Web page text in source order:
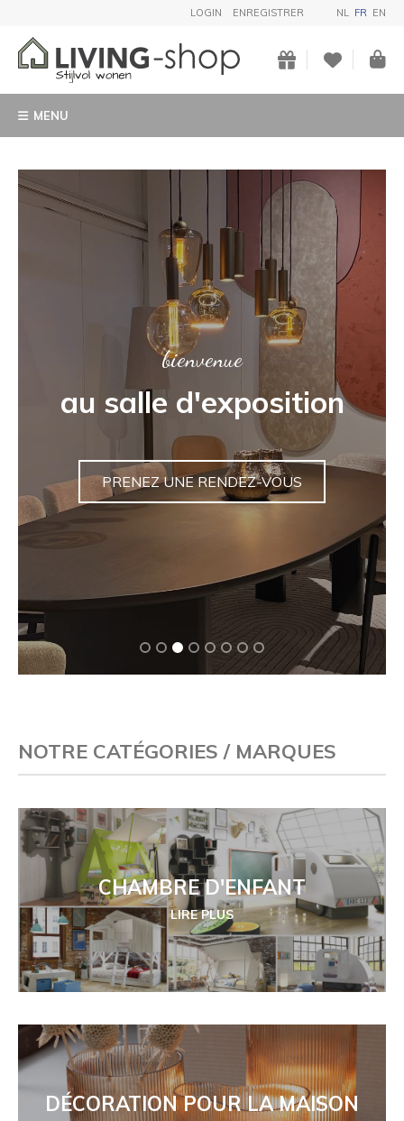
LOGIN ENREGISTRER NL FR EN
MENU
ART
Achetez une statue de
jardin unique
VENTES
NOTRE CATÉGORIES / MARQUES
CHAMBRE D'ENFANT
LIRE PLUS
DÉCORATION POUR LA MAISON